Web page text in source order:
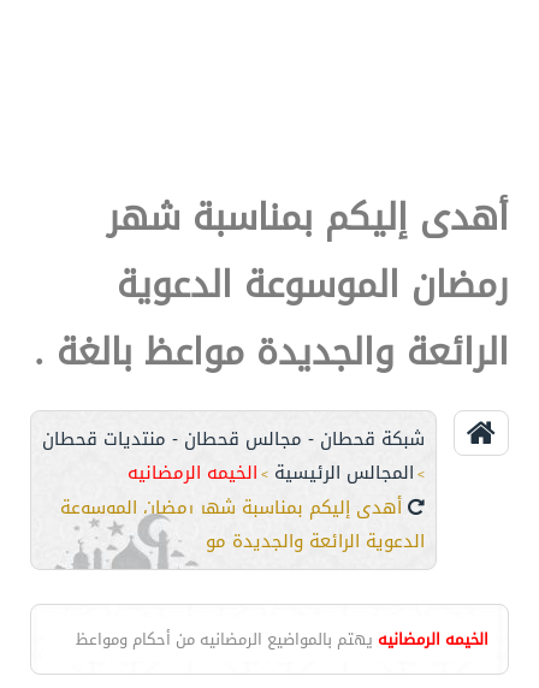
أهدى إليكم بمناسبة شهر
رمضان الموسوعة الدعوية
الرائعة والجديدة مواعظ بالغة .
شبكة قحطان - مجالس قحطان - منتديات قحطان
> المجالس الرئيسية > الخيمه الرمضانيه
أهدى إليكم بمناسبة شهر رمضان الموسوعة
الدعوية الرائعة والجديدة مواعظ بالغة .
الخيمه الرمضانيه يهتم بالمواضيع الرمضانيه من أحكام ومواعظ